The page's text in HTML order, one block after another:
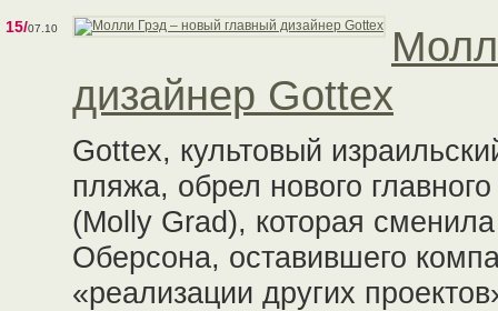
15/07.10
дизайнер Gottex
Gottex, культовый
пляжа, обрел нового
(Molly Grad), которая
Оберсона, оставившего
«реализации других